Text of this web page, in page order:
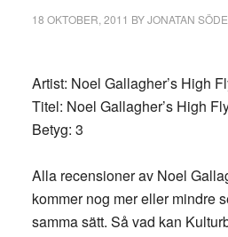
18 OKTOBER, 2011 BYJONATAN
Artist: Noel Gallagher’s High
Titel: Noel Gallagher’s High
Betyg: 3
Alla recensioner av Noel
kommer nog mer eller mindre
samma sätt. Så vad kan